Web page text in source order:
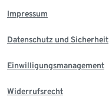
Impressum
Datenschutz und Sicherheit
Einwilligungsmanagement
Widerrufsrecht